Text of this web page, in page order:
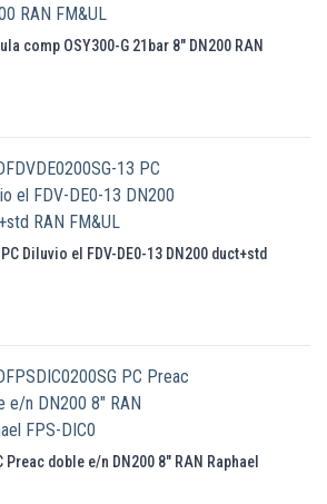
comp OSY300-G 21bar 8″ DN200 RAN
Diluvio el FDV-DE0-13 DN200 duct+std
Preac doble e/n DN200 8″ RAN Raphael